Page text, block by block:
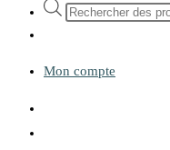
Recherche
Mon compte